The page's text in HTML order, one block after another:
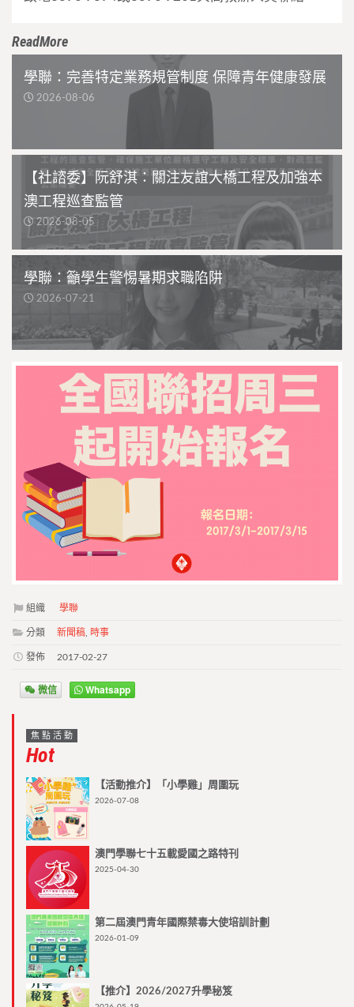
ReadMore
學聯：完善特定業務規管制度 保障青年健康發展
2026-08-06
【社諮委】阮舒淇：關注友誼大橋工程及加強本
澳工程巡查監管
2026-08-05
學聯：籲學生警惕暑期求職陷阱
2026-07-21
組織 學聯
分類 新聞稿 時事
發佈 2017-02-27
微信 Whatsapp
焦點活動
Hot
【活動推介】「小學雞」周圍玩
2026-07-08
澳門學聯七十五載愛國之路特刊
2025-04-30
第二屆澳門青年國際禁毒大使培訓計劃
2026-01-09
【推介】2026/2027升學秘笈